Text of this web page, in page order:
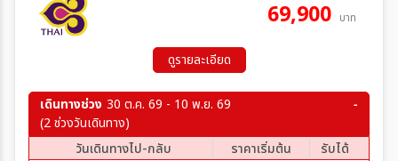
ค้นหา
มรดกโลกนิกโก้ ช็อปปิ้งย่านฮิตชินจูกุ พักโรงแรม 4 ดาวทุกคืน
69,900 บาท
ดูรายละเอียด
เดินทางช่วง 30 ต.ค. 69 - 10 พ.ย. 69
(2 ช่วงวันเดินทาง)
วันเดินทางไป-กลับ
ราคาเริ่มต้น
รับได้